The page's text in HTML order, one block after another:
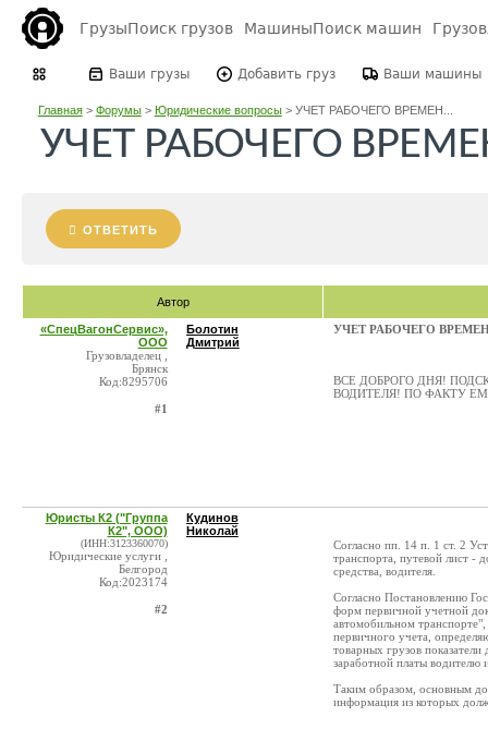
ГрузыПоиск грузов МашиныПоиск машин
Ваши грузы Добавить груз Ваши машины
Главная> Форумы> Юридические вопросы> УЧЕТ РАБОЧЕГО ВРЕМЕН...
УЧЕТ РАБОЧЕГО
ОТВЕТИТЬ
Автор
«СпецВагонСервис»,
ООО
Грузовладелец ,
Брянск
Код:8295706
#1
Болотин
Дмитрий
УЧЕТ РАБОЧЕГО
ВСЕ ДОБРОГО ДНЯ!
ВОДИТЕЛЯ! ПО ФАКТУ
Юристы К2 ("Группа
К2", ООО)
(ИНН:3123360070)
Юридические услуги ,
Белгород
Код:2023174
#2
Кудинов
Николай
Согласно пп. 14 п. 1 ст. 2
транспорта, путевой лист -
средства, водителя.
Согласно Постановлению
форм первичной учетной
автомобильном
первичного учета,
товарных грузов
заработной платы водителю
Таким образом, основным
информация из которых